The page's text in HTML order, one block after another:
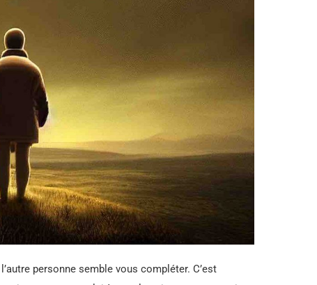
personne semble vous compléter. C’est